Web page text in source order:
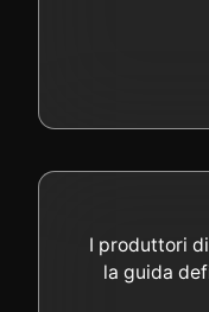
I produttori
la guida